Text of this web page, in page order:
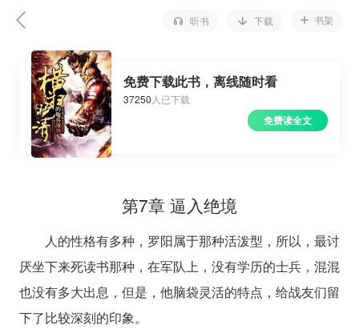
听书 下载 书架
免费下载此书，离线随时看
37250 人已下载
免费读全文
第7章 逼入绝境
人的性格有多种，罗阳属于那种活泼型，所以，最讨
厌坐下来死读书那种，在军队上，没有学历的士兵，混混
也没有多大出息，但是，他脑袋灵活的特点，给战友们留
下了比较深刻的印象。